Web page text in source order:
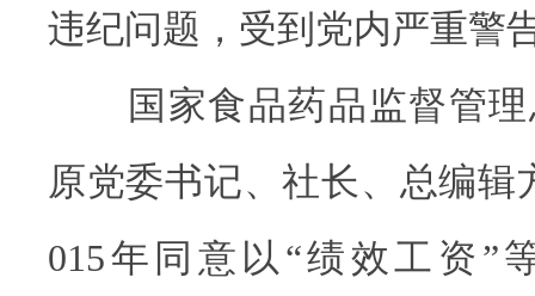
违纪问题，受到党内严重警
国家食品药品监督管理
原党委书记、社长、总编辑
015年同意以“绩效工资”